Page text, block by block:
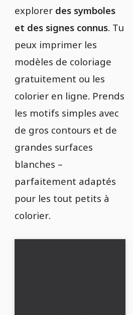
explorer des symboles
et des signes connus. Tu
peux imprimer les
modèles de coloriage
gratuitement ou les
colorier en ligne. Prends
les motifs simples avec
de gros contours et de
grandes surfaces
blanches –
parfaitement adaptés
pour les tout petits à
colorier.